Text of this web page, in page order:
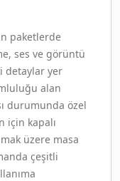
paketlerde
ses ve görüntü
detaylar yer
alan
durumunda özel
için kapalı
üzere masa
çeşitli